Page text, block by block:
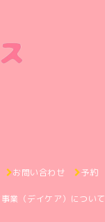
お問い合わせ 予約
業（デイケア）について